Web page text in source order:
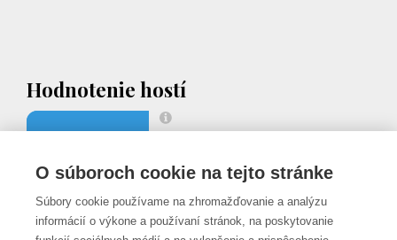
Hodnotenie hostí
O súboroch cookie na tejto stránke
Súbory cookie používame na zhromažďovanie a analýzu
informácií o výkone a používaní stránok, na poskytovanie